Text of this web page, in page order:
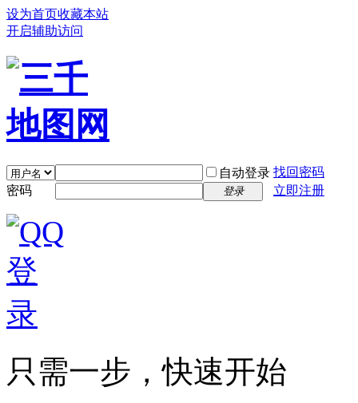
设为首页收藏本站
开启辅助访问
自动登录 找回密码
密码
登录 立即注册
只需一步，快速开始